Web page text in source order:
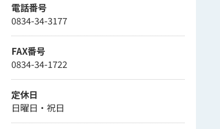
電話番号
0834-34-3177
FAX番号
0834-34-1722
定休日
日曜日・祝日